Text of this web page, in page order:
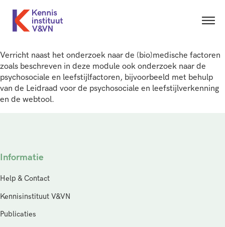
Verricht naast het onderzoek naar de (bio)medische factoren
zoals beschreven in deze module ook onderzoek naar de
psychosociale en leefstijlfactoren, bijvoorbeeld met behulp
van de Leidraad voor de psychosociale en leefstijlverkenning
en de webtool.
Informatie
Help & Contact
Kennisinstituut V&VN
Publicaties